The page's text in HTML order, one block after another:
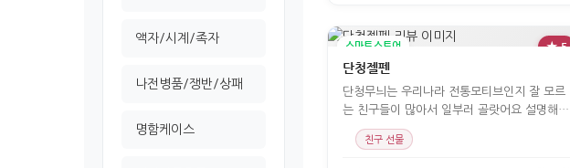
액자/시계/족자
나전병품/쟁반/상패
명함케이스
스마트스토어 ★ 5
단청젤펜
단청무늬는 우리나라 전통모티브인지 잘 모르
는 친구들이 많아서 일부러 골랏어요 설명해주
면 굉
친구 선물